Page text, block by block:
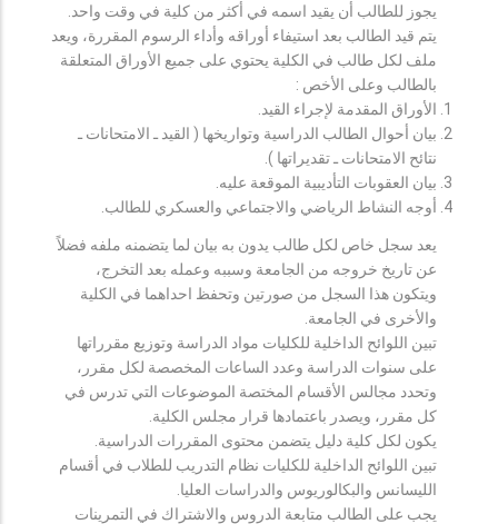
يجوز للطالب أن يقيد اسمه في أكثر من كلية في وقت واحد.
يتم قيد الطالب بعد استيفاء أوراقه وأداء الرسوم المقررة، ويعد
ملف لكل طالب في الكلية يحتوي على جميع الأوراق المتعلقة
بالطالب وعلى الأخص :
الأوراق المقدمة لإجراء القيد.
بيان أحوال الطالب الدراسية وتواريخها ( القيد ـ الامتحانات ـ
نتائح الامتحانات ـ تقديراتها ).
بيان العقوبات التأديبية الموقعة عليه.
أوجه النشاط الرياضي والاجتماعي والعسكري للطالب.
يعد سجل خاص لكل طالب يدون به بيان لما يتضمنه ملفه فضلاً
عن تاريخ خروجه من الجامعة وسببه وعمله بعد التخرج،
ويتكون هذا السجل من صورتين وتحفظ احداهما في الكلية
والأخرى في الجامعة.
تبين اللوائح الداخلية للكليات مواد الدراسة وتوزيع مقرراتها
على سنوات الدراسة وعدد الساعات المخصصة لكل مقرر،
وتحدد مجالس الأقسام المختصة الموضوعات التي تدرس في
كل مقرر، ويصدر باعتمادها قرار مجلس الكلية.
يكون لكل كلية دليل يتضمن محتوى المقررات الدراسية.
تبين اللوائح الداخلية للكليات نظام التدريب للطلاب في أقسام
الليسانس والبكالوريوس والدراسات العليا.
يجب على الطالب متابعة الدروس والاشتراك في التمرينات